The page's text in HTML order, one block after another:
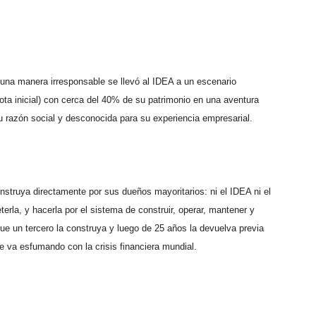
manera irresponsable se llevó al IDEA a un escenario
inicial) con cerca del 40% de su patrimonio en una aventura
social y desconocida para su experiencia empresarial.
directamente por sus dueños mayoritarios: ni el IDEA ni el
y hacerla por el sistema de construir, operar, mantener y
un tercero la construya y luego de 25 años la devuelva previa
esfumando con la crisis financiera mundial.